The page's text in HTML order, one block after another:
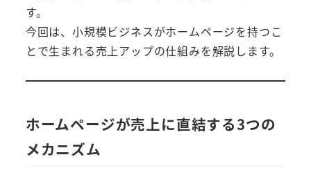
す。
今回は、小規模ビジネスがホームページを持つこ
とで生まれる売上アップの仕組みを解説します。
ホームページが売上に直結する3つの
メカニズム